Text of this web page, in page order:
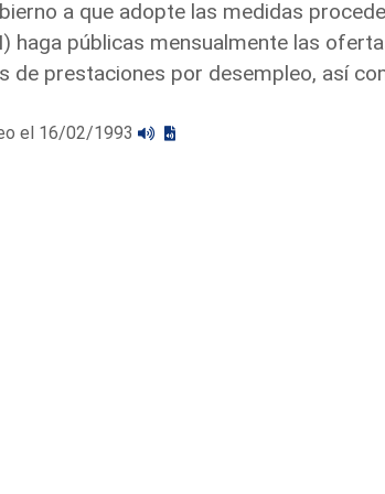
a que adopte las medidas
haga públicas mensualmente las
prestaciones por desempleo, así
el 16/02/1993